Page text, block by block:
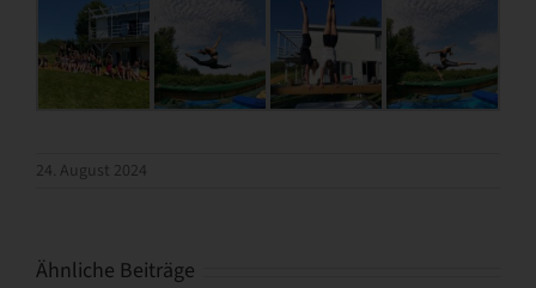
24. August 2024
Ähnliche Beiträge